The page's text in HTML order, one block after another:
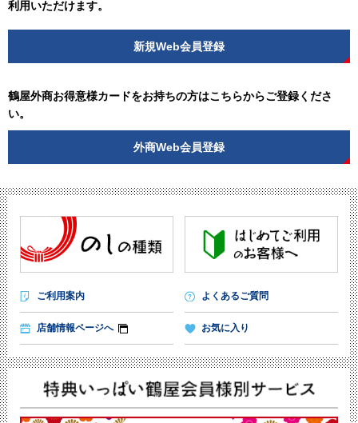
利用いただけます。
新規Web会員登録
鶴屋外商お得意様カードをお持ちの方はこちらからご登録くださ
い。
外商Web会員登録
ご利用案内 よくあるご質問
店舗情報ページへ お気に入り